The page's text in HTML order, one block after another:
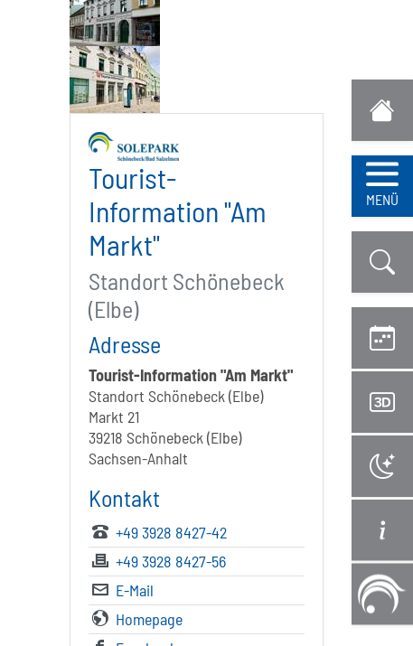
MENÜ
Tourist-
Information "Am
Markt"
Standort Schönebeck
(Elbe)
Adresse
Tourist-Information "Am Markt"
Standort Schönebeck (Elbe)
Markt 21
39218 Schönebeck (Elbe)
Sachsen-Anhalt
Kontakt
+49 3928 8427-42
+49 3928 8427-56
E-Mail
Homepage